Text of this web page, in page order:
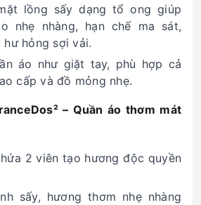
lồng sấy dạng tổ ong giúp
nhẹ nhàng, hạn chế ma sát,
hỏng sợi vải.
áo như giặt tay, phù hợp cả
cấp và đồ mỏng nhẹ.
– Quần áo thơm mát
2 viên tạo hương độc quyền
sấy, hương thơm nhẹ nhàng